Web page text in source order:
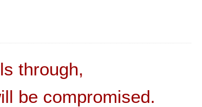
through,
be compromised.